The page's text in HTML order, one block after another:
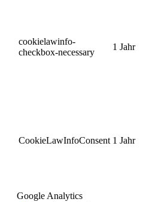
cookielawinfo-
checkbox-necessary
1 Jahr
CookieLawInfoConsent 1 Jahr
Google Analytics